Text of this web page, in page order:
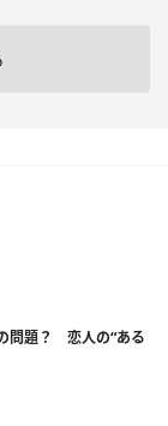
問題？ 恋人の“ある